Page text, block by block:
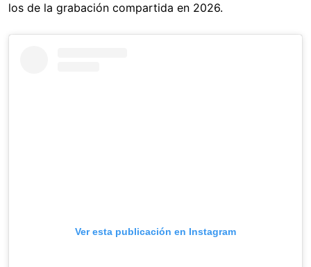
los de la grabación compartida en 2026.
Ver esta publicación en Instagram